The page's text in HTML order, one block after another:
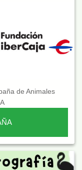
de Animales